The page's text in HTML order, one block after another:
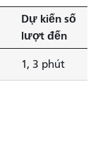
Dự kiến ​​số
lượt đến
1, 3 phút